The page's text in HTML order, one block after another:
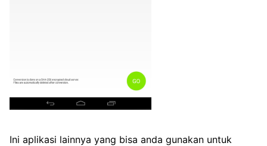
Ini aplikasi lainnya yang bisa anda gunakan untuk